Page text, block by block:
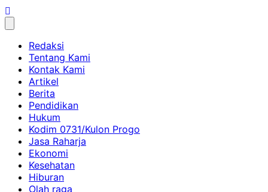
Skip
to
Redaksi
Tentang Kami
Kontak Kami
Artikel
Berita
Pendidikan
Hukum
Kodim 0731/Kulon Progo
Jasa Raharja
Ekonomi
Kesehatan
Hiburan
Olah raga